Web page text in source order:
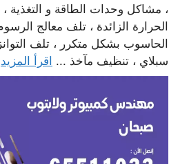
، مشاكل وحدات الطاقة و التغذية
الحرارة الزائدة ، تلف معالج
الحاسوب بشكل متكرر ، تلف
سبلاي ، تنظيف مآخذ ... اقرأ المزيد